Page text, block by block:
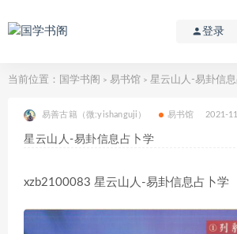
登录
当前位置： 国学书阁 > 易书馆 > 星云山人-易卦信
易善古籍（微:yishanguji） 易书馆 2021-
星云山人-易卦信息占卜学
xzb2100083 星云山人-易卦信息占卜学